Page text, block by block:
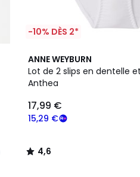
-10% DÈS 2*
ANNE WEYBURN
Lot de 2 slips en dentelle
Anthea
15,29 €
17,99 €
4,6
/ 5
6
Couleurs
4,6
/